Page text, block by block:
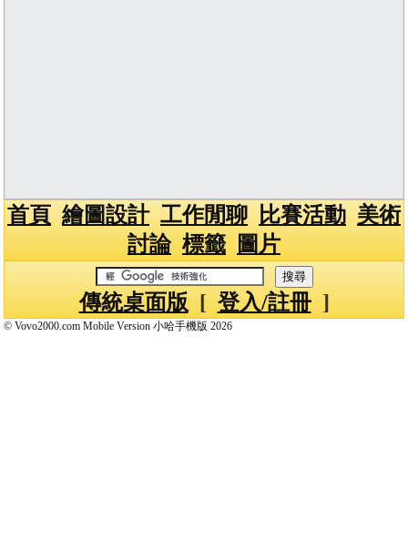
首頁 繪圖設計 工作閒聊 比賽活動 美術
討論 標籤 圖片
傳統桌面版 [ 登入/註冊]
© Vovo2000.com Mobile Version 小哈手機版 2026